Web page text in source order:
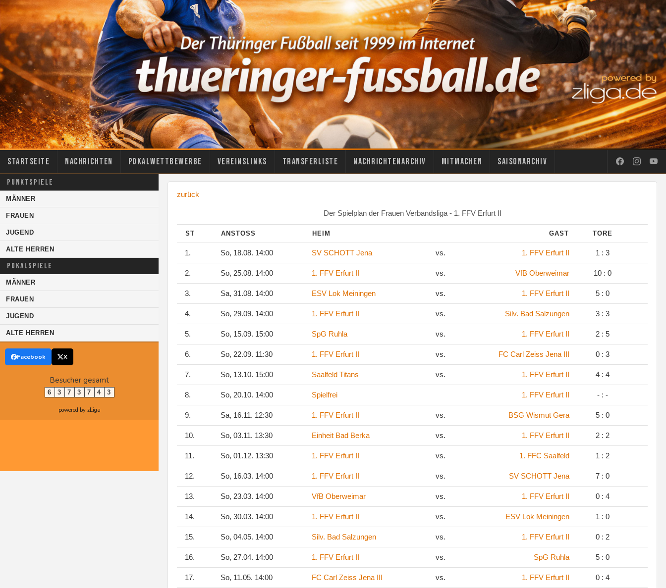
Startseite Nachrichten Pokalwettbewerbe Vereinslinks Transferliste Nachrichtenarchiv Mitmachen Saisonarchiv
PUNKTSPIELE
MÄNNER
FRAUEN
JUGEND
ALTE HERREN
POKALSPIELE
MÄNNER
FRAUEN
JUGEND
ALTE HERREN
Facebook X
Besucher gesamt
6 3 7 3 7 4 3
powered by zLiga
zurück
Der Spielplan der Frauen Verbandsliga - 1. FFV Erfurt II
ST ANSTOSS HEIM GAST TORE
1. So, 18.08. 14:00 SV SCHOTT Jena vs. 1. FFV Erfurt II 1 : 3
2. So, 25.08. 14:00 1. FFV Erfurt II vs. VfB Oberweimar 10 : 0
3. Sa, 31.08. 14:00 ESV Lok Meiningen vs. 1. FFV Erfurt II 5 : 0
4. So, 29.09. 14:00 1. FFV Erfurt II vs. Silv. Bad Salzungen 3 : 3
5. So, 15.09. 15:00 SpG Ruhla vs. 1. FFV Erfurt II 2 : 5
6. So, 22.09. 11:30 1. FFV Erfurt II vs. FC Carl Zeiss Jena III 0 : 3
7. So, 13.10. 15:00 Saalfeld Titans vs. 1. FFV Erfurt II 4 : 4
8. So, 20.10. 14:00 Spielfrei 1. FFV Erfurt II - : -
9. Sa, 16.11. 12:30 1. FFV Erfurt II vs. BSG Wismut Gera 5 : 0
10. So, 03.11. 13:30 Einheit Bad Berka vs. 1. FFV Erfurt II 2 : 2
11. So, 01.12. 13:30 1. FFV Erfurt II vs. 1. FFC Saalfeld 1 : 2
12. So, 16.03. 14:00 1. FFV Erfurt II vs. SV SCHOTT Jena 7 : 0
13. So, 23.03. 14:00 VfB Oberweimar vs. 1. FFV Erfurt II 0 : 4
14. So, 30.03. 14:00 1. FFV Erfurt II vs. ESV Lok Meiningen 1 : 0
15. So, 04.05. 14:00 Silv. Bad Salzungen vs. 1. FFV Erfurt II 0 : 2
16. So, 27.04. 14:00 1. FFV Erfurt II vs. SpG Ruhla 5 : 0
17. So, 11.05. 14:00 FC Carl Zeiss Jena III vs. 1. FFV Erfurt II 0 : 4